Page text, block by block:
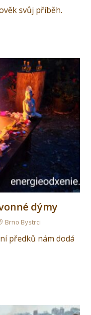
svůj příběh.
dýmy
Brno Bystrci
předků nám dodá